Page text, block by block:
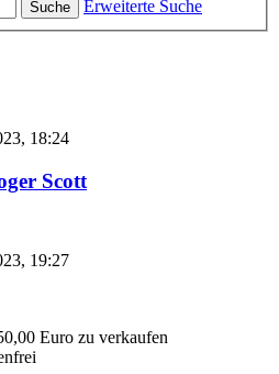
Suche
Erweiterte Suche
18:24
Scott
19:27
Euro zu verkaufen